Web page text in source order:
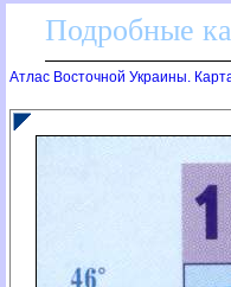
Подробные
Атлас Восточной Украины.